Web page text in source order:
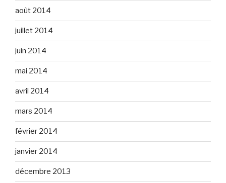
août 2014
juillet 2014
juin 2014
mai 2014
avril 2014
mars 2014
février 2014
janvier 2014
décembre 2013